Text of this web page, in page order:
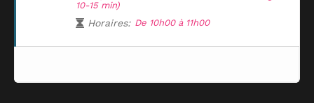
10-15 min)
Horaires: De 10h00 à 11h00